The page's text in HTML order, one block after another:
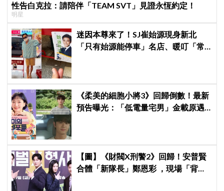
性告白克拉：請陪伴「TEAM SVT」見證永恆約定！
明星
迷因本尊來了！SJ崔始源現身新北
「只有始源能停車」名店、暖叮「常
《柔美的細胞小將3》回歸倒數！最新
預告曝光：「低電量宅男」金載原遇
【圖】《財閥X刑警2》回歸！安普賢
合體「新隊長」鄭恩彩 ，現場「背靠